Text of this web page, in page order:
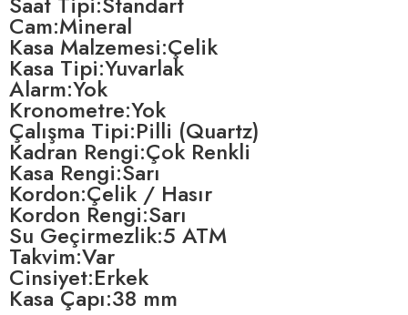
Cam:Mineral
Kasa Malzemesi:Çelik
Kasa Tipi:Yuvarlak
Alarm:Yok
Kronometre:Yok
Çalışma Tipi:Pilli (Quartz)
Kadran Rengi:Çok Renkli
Kasa Rengi:Sarı
Kordon:Çelik / Hasır
Kordon Rengi:Sarı
Su Geçirmezlik:5 ATM
Takvim:Var
Cinsiyet:Erkek
Kasa Çapı:38 mm